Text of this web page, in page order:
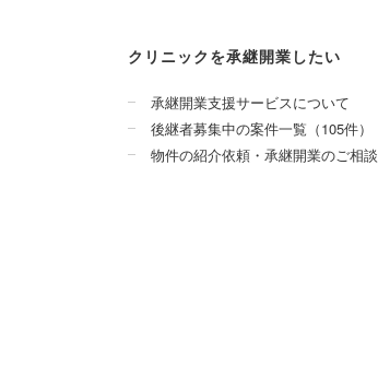
クリニックを承継開業したい
承継開業支援サービスについて
後継者募集中の案件一覧（105件）
物件の紹介依頼・承継開業のご相談